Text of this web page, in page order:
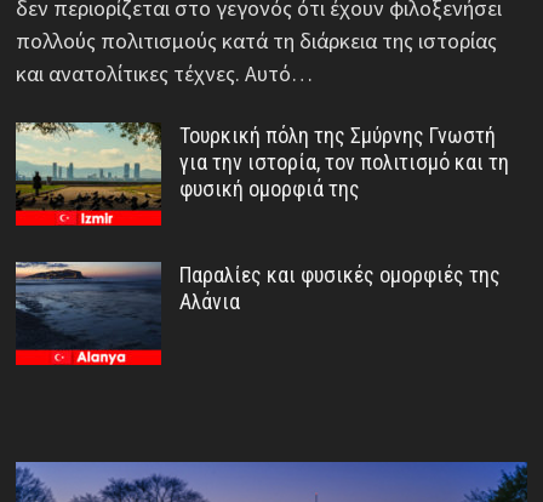
δεν περιορίζεται στο γεγονός ότι έχουν φιλοξενήσει
πολλούς πολιτισμούς κατά τη διάρκεια της ιστορίας
και ανατολίτικες τέχνες. Αυτό…
Τουρκική πόλη της Σμύρνης Γνωστή
για την ιστορία, τον πολιτισμό και τη
φυσική ομορφιά της
Παραλίες και φυσικές ομορφιές της
Αλάνια